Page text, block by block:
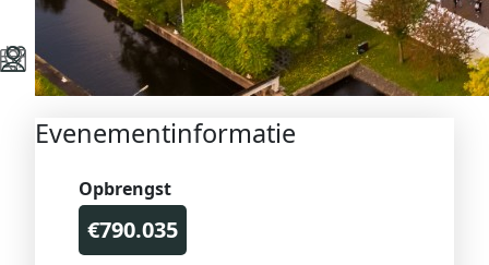
Evenementinformatie
Opbrengst
€790.035